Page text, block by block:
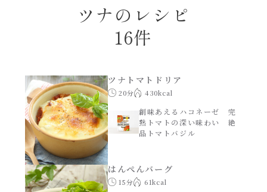
朝シャン（ごはん派）
朝シャン（パン派）
ヘルシー（150kcal以下）
時短（調理時間10分以下）
お弁当
お祝い
あえるハコネーゼ明太子
あえるハコネーゼジェノベーゼ
あえるハコネーゼペペロンチーノ
あえるハコネーゼたらこクリーム
ツナのレシピ
16件
ツナトマトドリア
20分 430kcal
創味あえるハコネーゼ 完
熟トマトの深い味わい 絶
品トマトバジル
はんぺんバーグ
15分 61kcal